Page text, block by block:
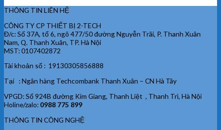
THÔNG TIN LIÊN HỆ
CÔNG TY CP THIẾT BỊ 2-TECH
Đ/c: Số 37A, tổ 6, ngõ 477/50 đường Nguyễn Trãi, P. Thanh Xuân
Nam, Q. Thanh Xuân, TP. Hà Nội
MST: 0107402872
Tài khoản số : 19130305856888
Tại : Ngân hàng Techcombank Thanh Xuân – CN Hà Tây
VPGD: Số 924B đường Kim Giang, Thanh Liệt , Thanh Trì, Hà Nội
Holine/zalo: 0988 775 899
THÔNG TIN CÔNG NGHỆ